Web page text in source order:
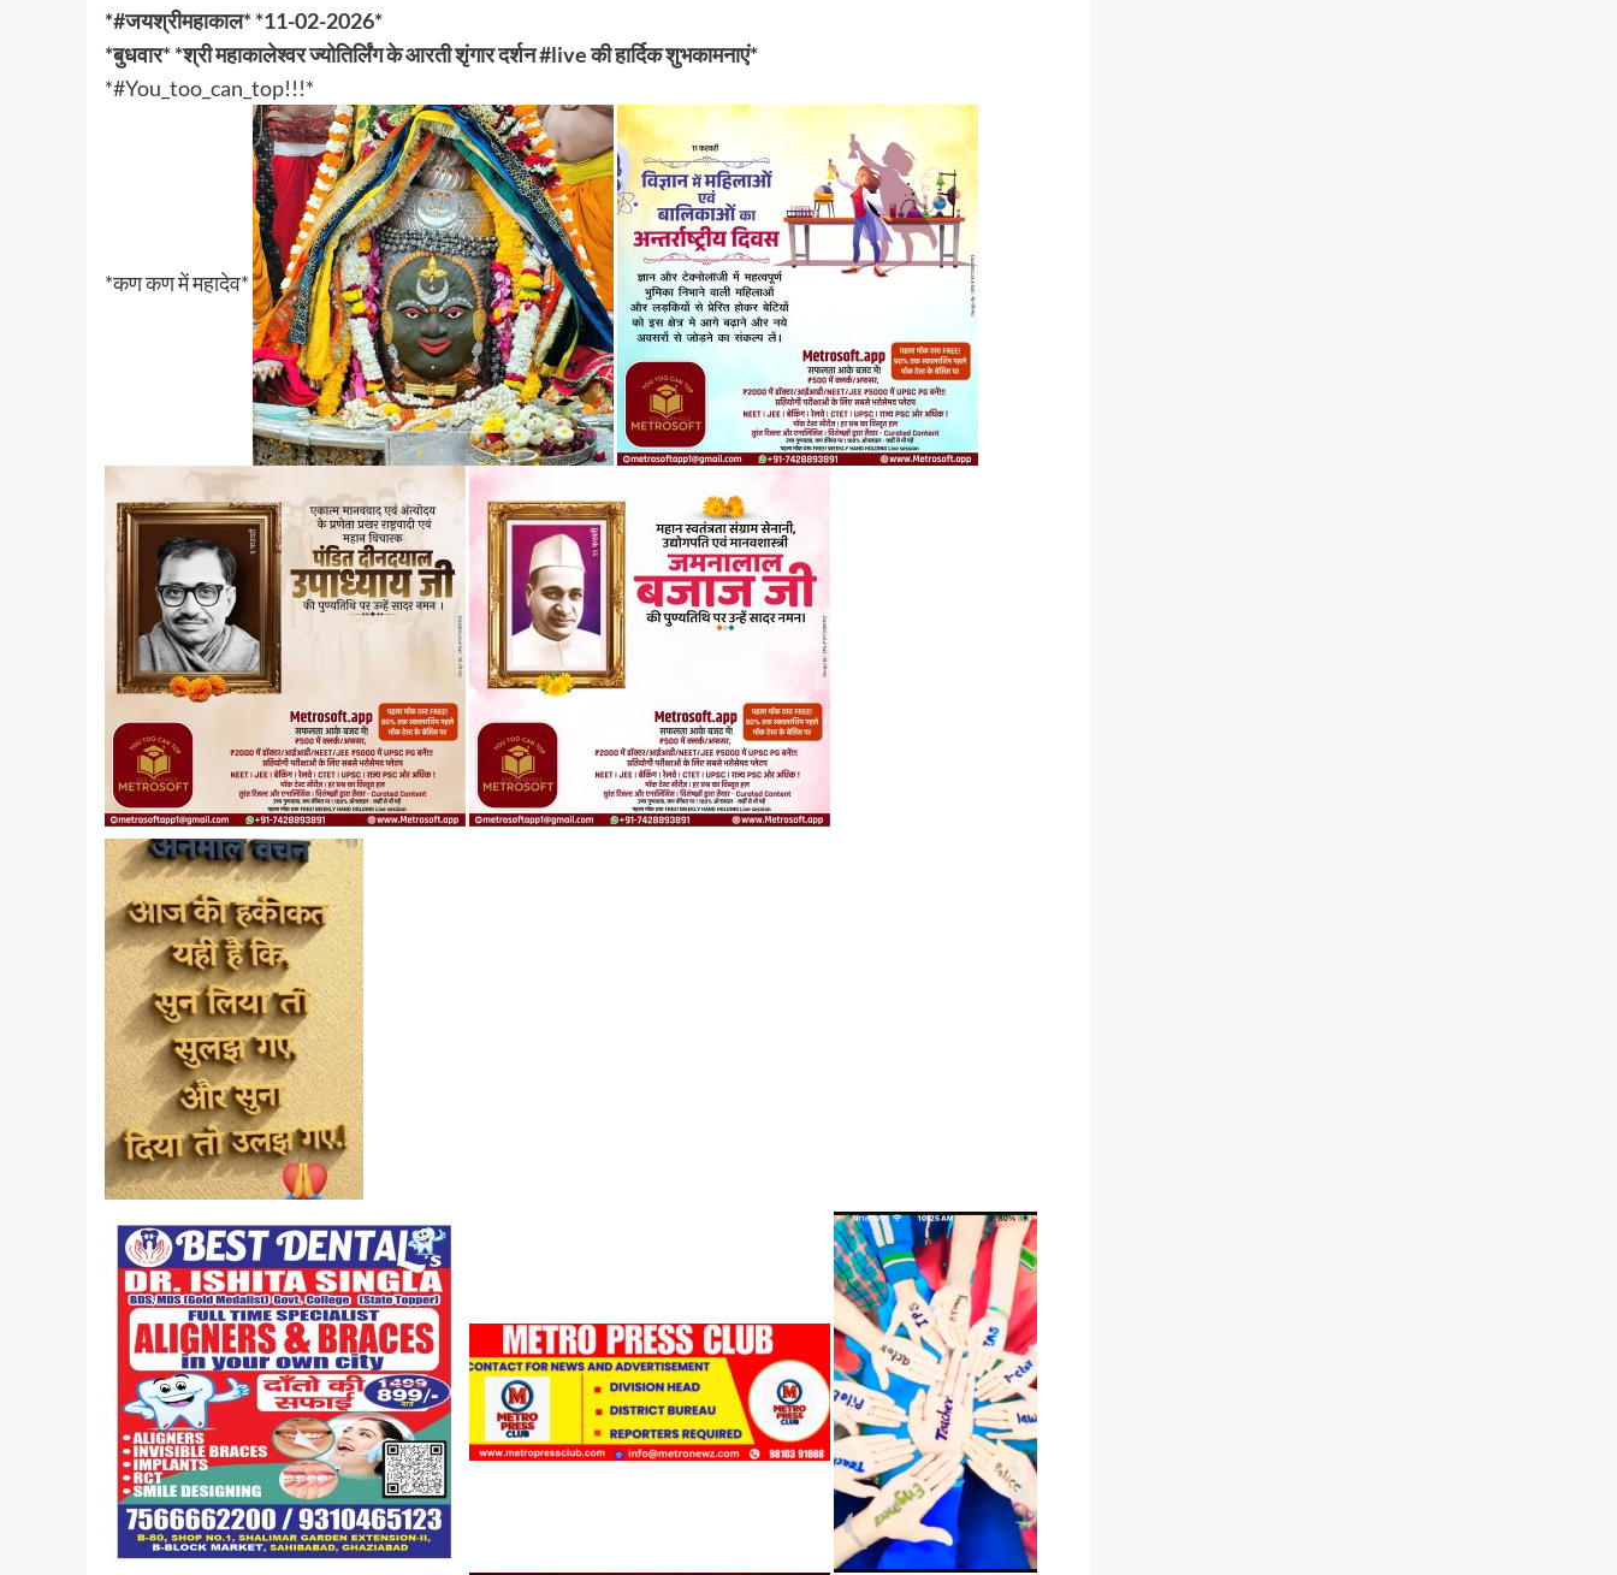
*#जयश्रीमहाकाल* *11-02-2026*
*बुधवार* *श्री महाकालेश्वर ज्योतिर्लिंग के आरती शृंगार दर्शन #live की हार्दिक शुभकामनाएं*
*#You_too_can_top!!!*
*कण कण में महादेव*